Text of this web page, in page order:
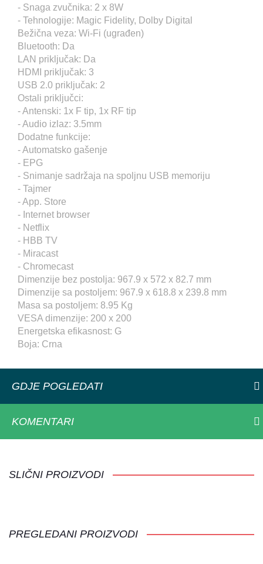
- Snaga zvučnika: 2 x 8W
- Tehnologije: Magic Fidelity, Dolby Digital
Bežična veza: Wi-Fi (ugrađen)
Bluetooth: Da
LAN priključak: Da
HDMI priključak: 3
USB 2.0 priključak: 2
Ostali priključci:
- Antenski: 1x F tip, 1x RF tip
- Audio izlaz: 3.5mm
Dodatne funkcije:
- Automatsko gašenje
- EPG
- Snimanje sadržaja na spoljnu USB memoriju
- Tajmer
- App. Store
- Internet browser
- Netflix
- HBB TV
- Miracast
- Chromecast
Dimenzije bez postolja: 967.9 x 572 x 82.7 mm
Dimenzije sa postoljem: 967.9 x 618.8 x 239.8 mm
Masa sa postoljem: 8.95 Kg
VESA dimenzije: 200 x 200
Energetska efikasnost: G
Boja: Crna
GDJE POGLEDATI
KOMENTARI
SLIČNI PROIZVODI
PREGLEDANI PROIZVODI